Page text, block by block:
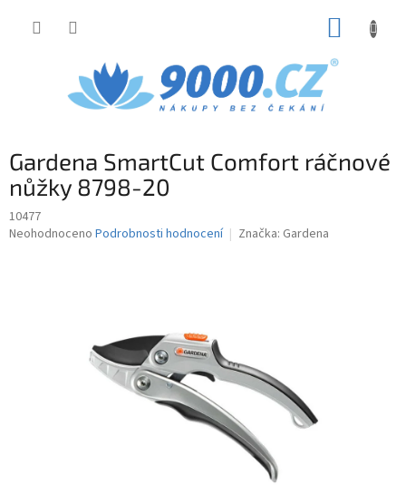
Gardena SmartCut Comfort ráčnové
nůžky 8798-20
10477
Průměrné
Neohodnoceno Podrobnosti hodnocení Značka: Gardena